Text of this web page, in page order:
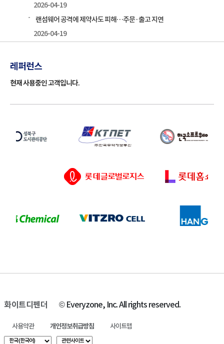
2026-04-19
랜섬웨어 공격에 제약사도 피해…주문·출고 지연
2026-04-19
레퍼런스
현재 사용중인 고객입니다.
화이트디펜더 © Everyzone, Inc. All rights reserved.
사용약관 개인정보취급방침 사이트맵